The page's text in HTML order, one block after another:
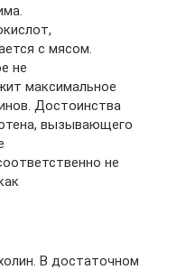
с мясом.
не
максимальное
Достоинства
вызывающего
не
В достаточном